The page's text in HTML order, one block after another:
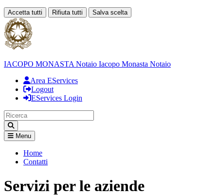
Accetta tutti Rifiuta tutti Salva scelta
Loading...
IACOPO MONASTA Notaio Iacopo Monasta Notaio
Area EServices
Logout
EServices Login
Menu
Home
Contatti
Servizi per le aziende